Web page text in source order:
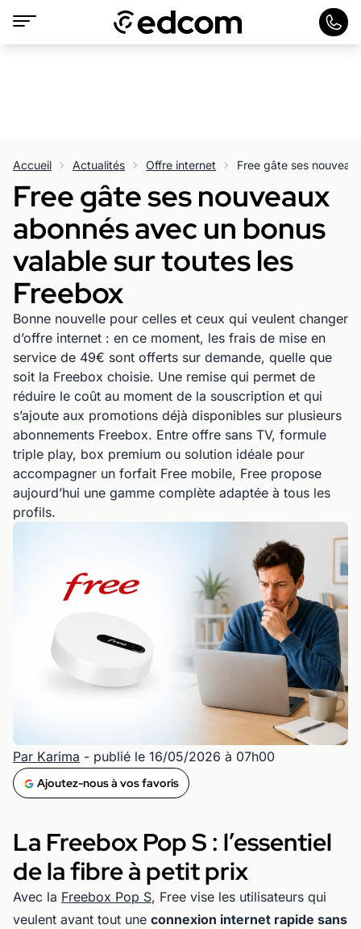
Accueil Actualités Offre internet
Free gâte ses nouveaux
abonnés avec un bonus
valable sur toutes les
Freebox
Bonne nouvelle pour celles et ceux qui veulent changer
d’offre internet : en ce moment, les frais de mise en
service de 49€ sont offerts sur demande, quelle que
soit la Freebox choisie. Une remise qui permet de
réduire le coût au moment de la souscription et qui
s’ajoute aux promotions déjà disponibles sur plusieurs
abonnements Freebox. Entre offre sans TV, formule
triple play, box premium ou solution idéale pour
accompagner un forfait Free mobile, Free propose
aujourd’hui une gamme complète adaptée à tous les
profils.
Par Karima - publié le 16/05/2026 à 07h00
Ajoutez-nous à vos favoris
La Freebox Pop S : l’essentiel
de la fibre à petit prix
Avec la Freebox Pop S, Free vise les utilisateurs qui
veulent avant tout une connexion internet rapide sans